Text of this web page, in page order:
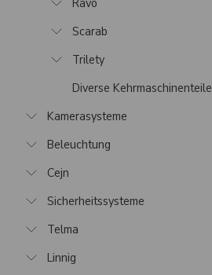
Scarab
Trilety
Diverse Kehrmaschinenteile
Kamerasysteme
Beleuchtung
Cejn
Sicherheitssysteme
Telma
Linnig